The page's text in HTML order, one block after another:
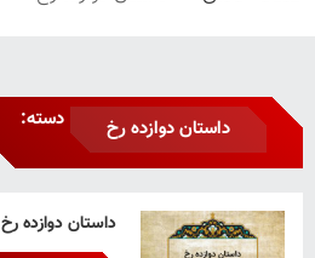
دسته: داستان دوازده رخ
داستان دوازده رخ